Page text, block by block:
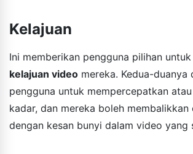
Kelajuan
Ini memberikan pengguna pilihan
kelajuan video mereka. Kedua-duanya
pengguna untuk mempercepatkan
kadar, dan mereka boleh membalikkan
dengan kesan bunyi dalam video yang